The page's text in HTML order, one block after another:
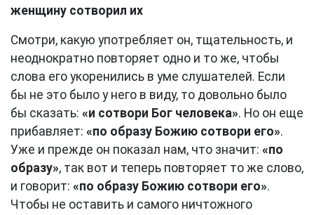
женщину сотворил их
Смотри, какую употребляет он, тщательность, и
неоднократно повторяет одно и то же, чтобы
слова его укоренились в уме слушателей. Если
бы не это было у него в виду, то довольно было
бы сказать: «и сотвори Бог человека». Но он еще
прибавляет: «по образу Божию сотвори его».
Уже и прежде он показал нам, что значит: «по
образу», так вот и теперь повторяет то же слово,
и говорит: «по образу Божию сотвори его».
Чтобы не оставить и самого ничтожного